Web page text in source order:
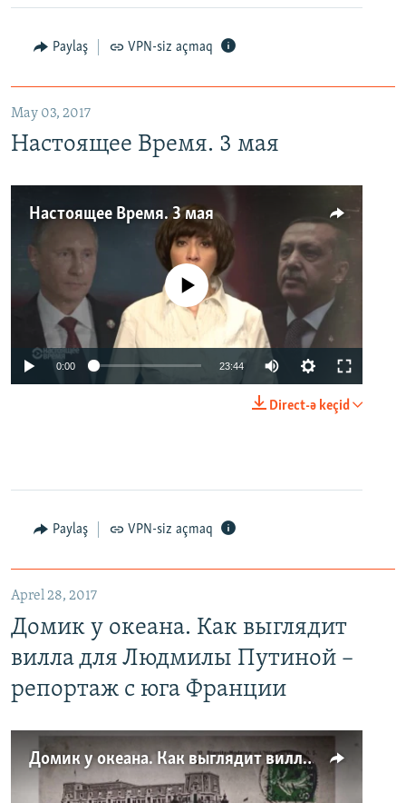
Paylaş VPN-siz açmaq
May 03, 2017
Настоящее Время. 3 мая
Настоящее Время. 3 мая
No media source currently available
0:00 23:44
Direct-ə keçid
Paylaş VPN-siz açmaq
Aprel 28, 2017
Домик у океана. Как выглядит
вилла для Людмилы Путиной –
репортаж с юга Франции
Домик у океана. Как выглядит вилла для Людмилы Путиной – репортаж с юга Франции